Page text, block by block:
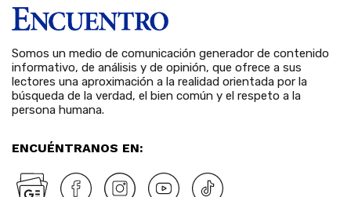
Somos un medio de comunicación generador de contenido
informativo, de análisis y de opinión, que ofrece a sus
lectores una aproximación a la realidad orientada por la
búsqueda de la verdad, el bien común y el respeto a la
persona humana.
ENCUÉNTRANOS EN: